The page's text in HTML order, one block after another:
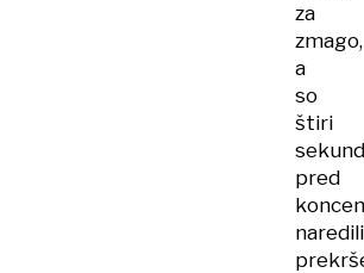
za
zmago,
a
so
štiri
pred
naredili